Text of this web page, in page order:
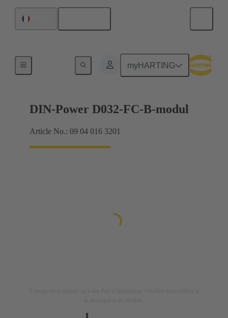
myHARTING
DIN-Power D032-FC-B-modul
Article No.: 09 04 016 3201